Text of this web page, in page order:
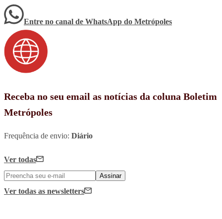
Entre no canal de WhatsApp do Metrópoles
Receba no seu email as notícias da coluna Boletim
Metrópoles
Frequência de envio: Diário
Ver todas
Assinar
Ver todas as newsletters